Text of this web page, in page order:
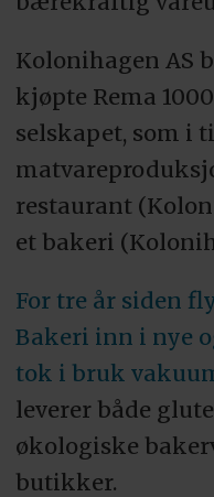
Kolonihagen AS
kjøpte Rema
selskapet, som i
restaurant
et bakeri
For tre år siden
Bakeri inn i nye
tok i bruk
leverer både
økologiske
butikker.